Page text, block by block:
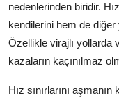
nedenlerinden biridir.
kendilerini hem de diğer
Özellikle virajlı yollarda
kazaların kaçınılmaz
Hız sınırlarını